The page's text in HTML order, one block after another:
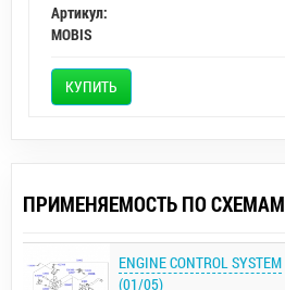
Артикул:
MOBIS
КУПИТЬ
ПРИМЕНЯЕМОСТЬ ПО СХЕМАМ
ENGINE CONTROL SYSTEM
(01/05)